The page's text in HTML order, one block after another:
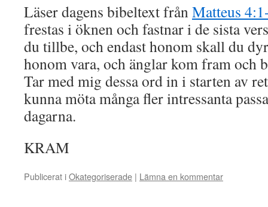
Läser dagens bibeltext från Matteus
frestas i öknen och fastnar i de sista
du tillbe, och endast honom skall du
honom vara, och änglar kom fram och
Tar med mig dessa ord in i starten av
kunna möta många fler intressanta
dagarna.
KRAM
Publicerat iOkategoriserade | Lämna en kommentar